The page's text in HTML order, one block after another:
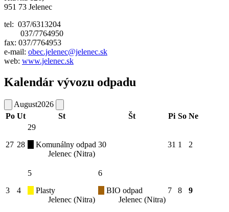
951 73 Jelenec
tel: 037/6313204
037/7764950
fax: 037/7764953
e-mail: obec.jelenec@jelenec.sk
web: www.jelenec.sk
Kalendár vývozu odpadu
August2026
Po Ut St Št Pi So Ne
27 28
29
Komunálny odpad
Jelenec (Nitra)
30 31 1 2
3 4
5
Plasty
Jelenec (Nitra)
6
BIO odpad
Jelenec (Nitra)
7 8 9